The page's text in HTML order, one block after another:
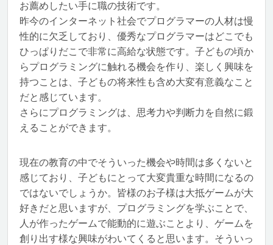
お薦めしたい手に職の技術です。
昨今のインターネット社会でプログラマーの人材は慢
性的に欠乏しており、優秀なプログラマーはどこでも
ひっぱりだこで非常に高給な状態です。子どもの頃か
らプログラミングに触れる機会を作り、楽しく興味を
持つことは、子どもの将来性も含め大変有意義なこと
だと感じています。
さらにプログラミングは、思考力や判断力を自然に鍛
えることができます。
現在の教育の中でそういった機会や時間は多くないと
感じており、子どもにとって大変貴重な時間になるの
ではないでしょうか。皆様のお子様は大抵ゲームが大
好きだと思いますが、プログラミングを学ぶことで、
人が作ったゲームで能動的に遊ぶことより、ゲームを
創り出す様な興味がわいてくると思います。そういっ